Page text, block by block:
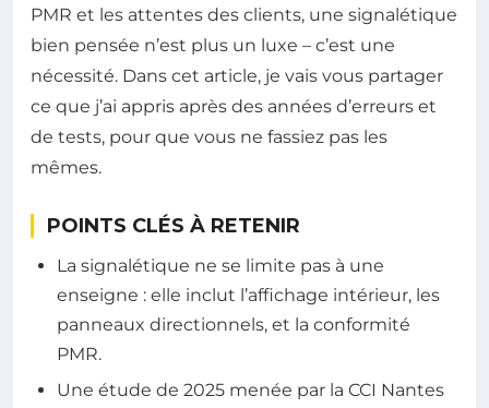
PMR et les attentes des clients, une signalétique
bien pensée n’est plus un luxe – c’est une
nécessité. Dans cet article, je vais vous partager
ce que j’ai appris après des années d’erreurs et
de tests, pour que vous ne fassiez pas les
mêmes.
POINTS CLÉS À RETENIR
La signalétique ne se limite pas à une
enseigne : elle inclut l’affichage intérieur, les
panneaux directionnels, et la conformité
PMR.
Une étude de 2025 menée par la CCI Nantes